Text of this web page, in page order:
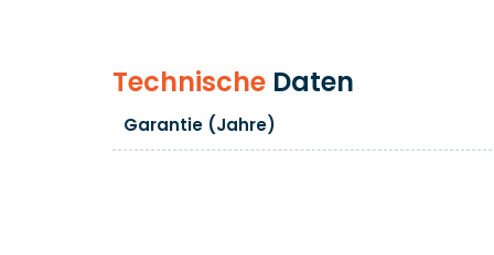
Technische Daten
Garantie (Jahre)